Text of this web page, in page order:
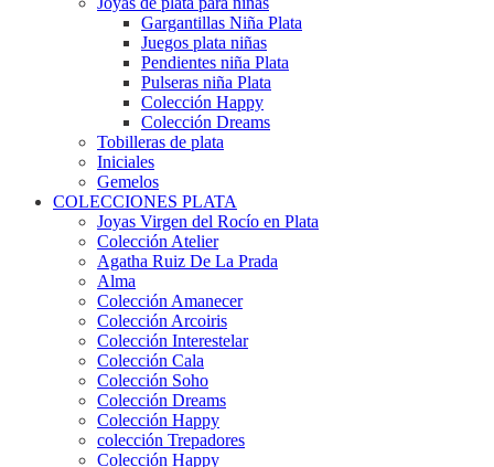
Gargantillas Niña Plata
Juegos plata niñas
Pendientes niña Plata
Pulseras niña Plata
Colección Happy
Colección Dreams
Tobilleras de plata
Iniciales
Gemelos
COLECCIONES PLATA
Joyas Virgen del Rocío en Plata
Colección Atelier
Agatha Ruiz De La Prada
Alma
Colección Amanecer
Colección Arcoiris
Colección Interestelar
Colección Cala
Colección Soho
Colección Dreams
Colección Happy
colección Trepadores
Colección Happy